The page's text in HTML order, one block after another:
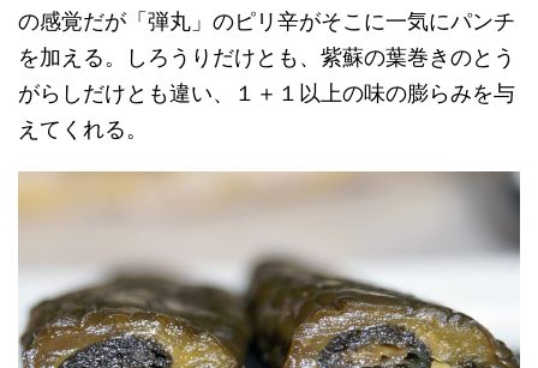
の感覚だが「弾丸」のピリ辛がそこに一気にパンチ
を加える。しろうりだけとも、紫蘇の葉巻きのとう
がらしだけとも違い、１＋１以上の味の膨らみを与
えてくれる。